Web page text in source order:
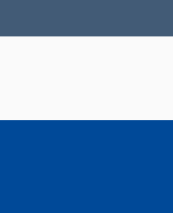
le traduzioni